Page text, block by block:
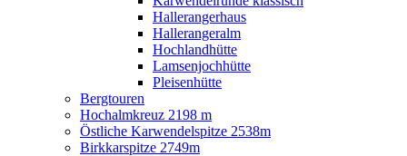
Hallerangerhaus
Hallerangeralm
Hochlandhütte
Lamsenjochhütte
Pleisenhütte
Bergtouren
Hochalmkreuz 2198 m
Östliche Karwendelspitze 2538m
Birkkarspitze 2749m